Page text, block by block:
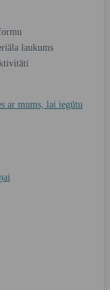
laukums
ar mums, lai iegūtu